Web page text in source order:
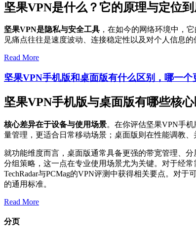
坚果VPN是什么？它的原理与定位到
坚果VPN是隐私与安全工具 ，在如今的网络环境中，
见痛点往往是速度波动、连接稳定性以及对个人信息
Read More
坚果VPN手机版和桌面版有什么区别，哪一个
坚果VPN手机版与桌面版有哪些核心
核心差异在于设备与使用场景。在你评估坚果VPN手
量管理，更适合日常移动场景；桌面版则在性能调教
就功能维度而言，桌面版通常具备更强的带宽管理、
分组策略，这一点在专业使用场景尤为关键。对于经
TechRadar与PCMag的VPN评测中获得相关要点。对
的通用标准。
Read More
分页